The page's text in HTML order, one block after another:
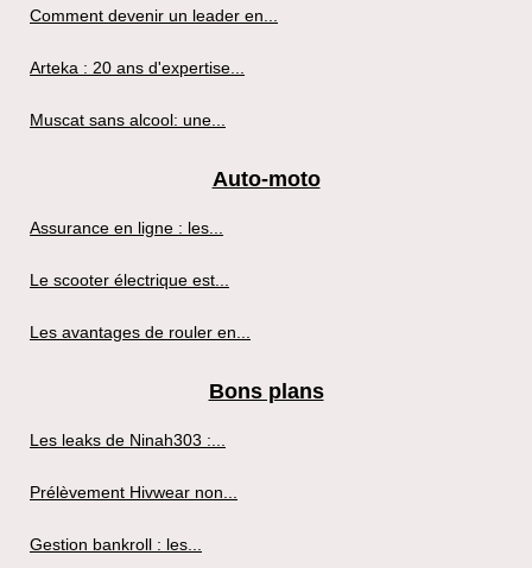
Comment devenir un leader en...
Arteka : 20 ans d'expertise...
Muscat sans alcool: une...
Auto-moto
Assurance en ligne : les...
Le scooter électrique est...
Les avantages de rouler en...
Bons plans
Les leaks de Ninah303 :...
Prélèvement Hivwear non...
Gestion bankroll : les...